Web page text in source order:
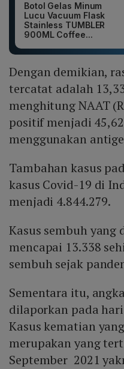
Botol Gelas Minum
Lucu Vacuum Flask
Stainless TUMBLER
900ML Coffee...
Dengan demikian,
tercatat adalah
menghitung NAAT
positif menjadi
menggunakan
Tambahan kasus
kasus Covid-19 di
menjadi 4.844.279.
Kasus sembuh
mencapai 13.338
sembuh sejak
Sementara itu,
dilaporkan pada
Kasus kematian
merupakan yang
September 2021